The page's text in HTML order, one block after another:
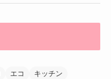
エコ
キッチン